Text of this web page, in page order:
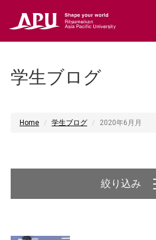
学生ブログ
Home 学生ブログ 2020年6月月
絞り込み